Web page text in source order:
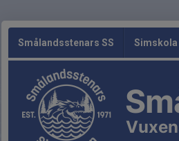
Smålandsstenars SS Simskola